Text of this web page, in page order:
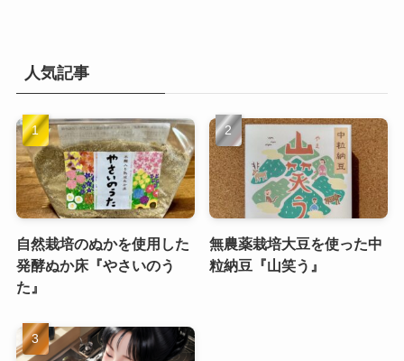
人気記事
自然栽培のぬかを使用した
発酵ぬか床『やさいのう
た』
無農薬栽培大豆を使った中
粒納豆『山笑う』